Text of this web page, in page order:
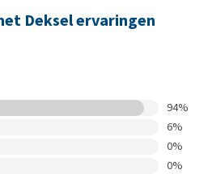
Deksel ervaringen
94%
6%
0%
0%